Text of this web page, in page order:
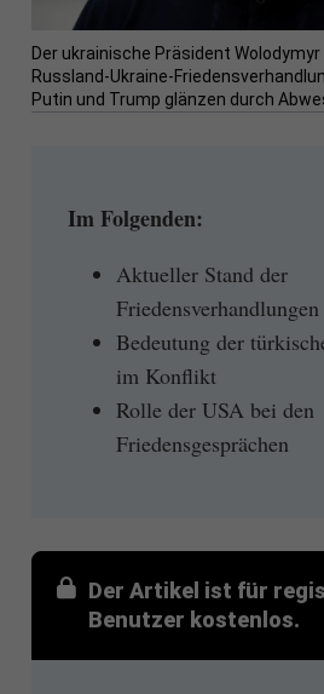
Der ukrainische Präsident
Russland-Ukraine-
Putin und Trump glänzen durch
Im Folgenden:
Aktueller Stand der
Bedeutung der
im Konflikt
Rolle der USA bei den
Friedensgesprächen
Der Artikel ist für
Benutzer kostenlos.